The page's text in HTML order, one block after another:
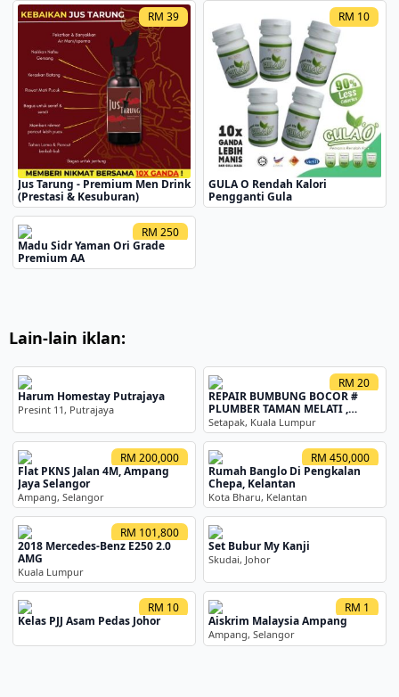
RM 39
Jus Tarung - Premium Men Drink
(Prestasi & Kesuburan)
RM 10
GULA O Rendah Kalori
Pengganti Gula
RM 250
Madu Sidr Yaman Ori Grade
Premium AA
Lain-lain iklan:
Harum Homestay Putrajaya
Presint 11, Putrajaya
RM 20
REPAIR BUMBUNG BOCOR #
PLUMBER TAMAN MELATI ,
0169489952 - Mohd Asri
Setapak, Kuala Lumpur
RM 200,000
Flat PKNS Jalan 4M, Ampang
Jaya Selangor
Ampang, Selangor
RM 450,000
Rumah Banglo Di Pengkalan
Chepa, Kelantan
Kota Bharu, Kelantan
RM 101,800
2018 Mercedes-Benz E250 2.0
AMG
Kuala Lumpur
Set Bubur My Kanji
Skudai, Johor
RM 10
Kelas PJJ Asam Pedas Johor
RM 1
Aiskrim Malaysia Ampang
Ampang, Selangor